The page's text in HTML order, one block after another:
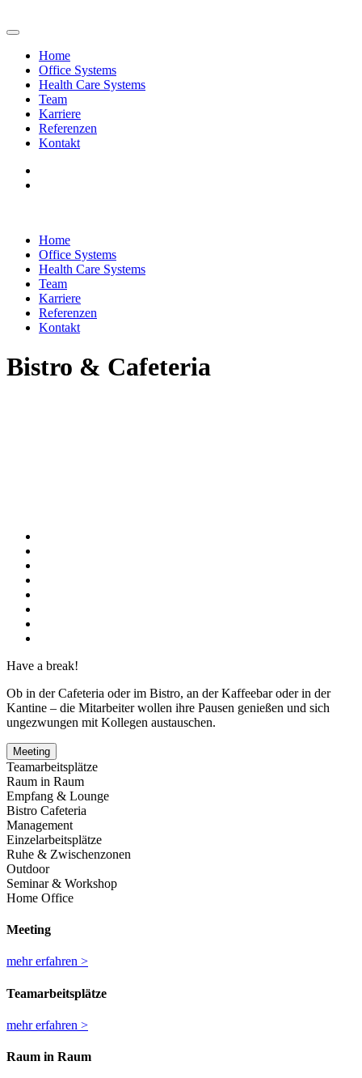
Home
Office Systems
Health Care Systems
Team
Karriere
Referenzen
Kontakt
Home
Office Systems
Health Care Systems
Team
Karriere
Referenzen
Kontakt
Bistro & Cafeteria
Have a break!
Ob in der Cafeteria oder im Bistro, an der Kaffeebar oder in der
Kantine – die Mitarbeiter wollen ihre Pausen genießen und sich
ungezwungen mit Kollegen austauschen.
Meeting
Teamarbeitsplätze
Raum in Raum
Empfang & Lounge
Bistro Cafeteria
Management
Einzelarbeitsplätze
Ruhe & Zwischenzonen
Outdoor
Seminar & Workshop
Home Office
Meeting
mehr erfahren >
Teamarbeitsplätze
mehr erfahren >
Raum in Raum